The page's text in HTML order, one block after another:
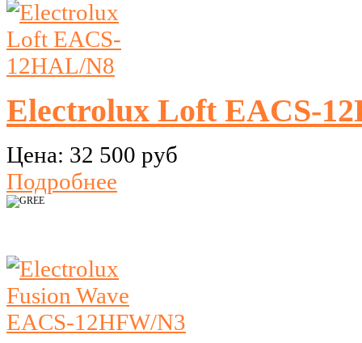
Electrolux Loft EACS-
Цена: 32 500 руб
Подробнее